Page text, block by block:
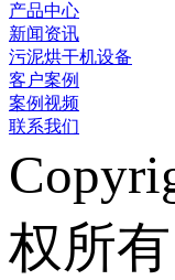
产品中心
新闻资讯
污泥烘干机设备
客户案例
案例视频
联系我们
权所